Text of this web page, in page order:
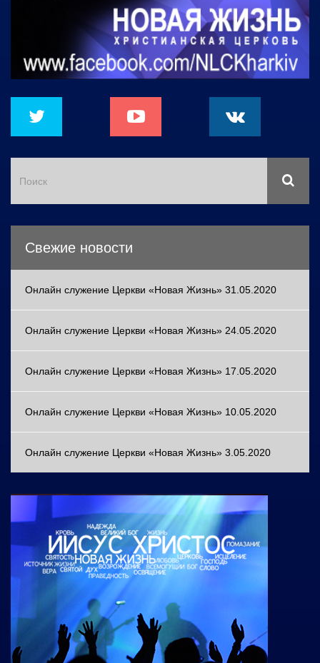
Свежие новости
Онлайн служение Церкви «Новая Жизнь» 31.05.2020
Онлайн служение Церкви «Новая Жизнь» 24.05.2020
Онлайн служение Церкви «Новая Жизнь» 17.05.2020
Онлайн служение Церкви «Новая Жизнь» 10.05.2020
Онлайн служение Церкви «Новая Жизнь» 3.05.2020